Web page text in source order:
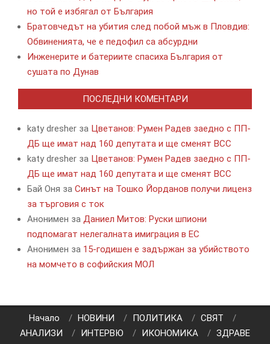
но той е избягал от България
Братовчедът на убития след побой мъж в Пловдив:
Обвиненията, че е педофил са абсурдни
Инженерите и батериите спасиха България от
сушата по Дунав
ПОСЛЕДНИ КОМЕНТАРИ
katy dresher за Цветанов: Румен Радев заедно с ПП-
ДБ ще имат над 160 депутата и ще сменят ВСС
katy dresher за Цветанов: Румен Радев заедно с ПП-
ДБ ще имат над 160 депутата и ще сменят ВСС
Бай Оня за Синът на Тошко Йорданов получи лиценз
за търговия с ток
Анонимен за Даниел Митов: Руски шпиони
подпомагат нелегалната имиграция в ЕС
Анонимен за 15-годишен е задържан за убийството
на момчето в софийския МОЛ
Начало НОВИНИ ПОЛИТИКА
СВЯТ
АНАЛИЗИ
ИНТЕРВЮ ИКОНОМИКА
ЗДРАВЕ